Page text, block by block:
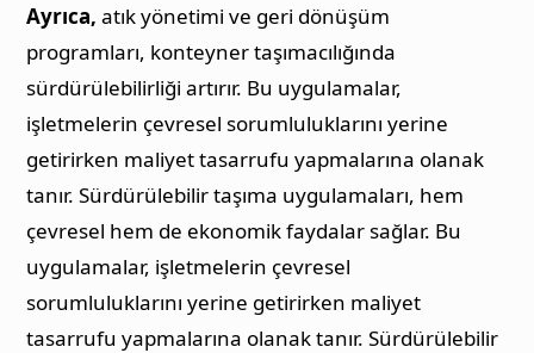
Ayrıca, atık yönetimi ve geri dönüşüm
programları, konteyner taşımacılığında
sürdürülebilirliği artırır. Bu uygulamalar,
işletmelerin çevresel sorumluluklarını yerine
getirirken maliyet tasarrufu yapmalarına olanak
tanır. Sürdürülebilir taşıma uygulamaları, hem
çevresel hem de ekonomik faydalar sağlar. Bu
uygulamalar, işletmelerin çevresel
sorumluluklarını yerine getirirken maliyet
tasarrufu yapmalarına olanak tanır. Sürdürülebilir